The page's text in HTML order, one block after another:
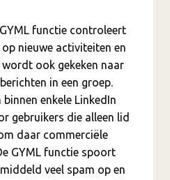
functie controleert
nieuwe activiteiten en
ook gekeken naar
in een groep.
enkele LinkedIn
gebruikers die alleen lid
daar commerciële
GYML functie spoort
veel spam op en